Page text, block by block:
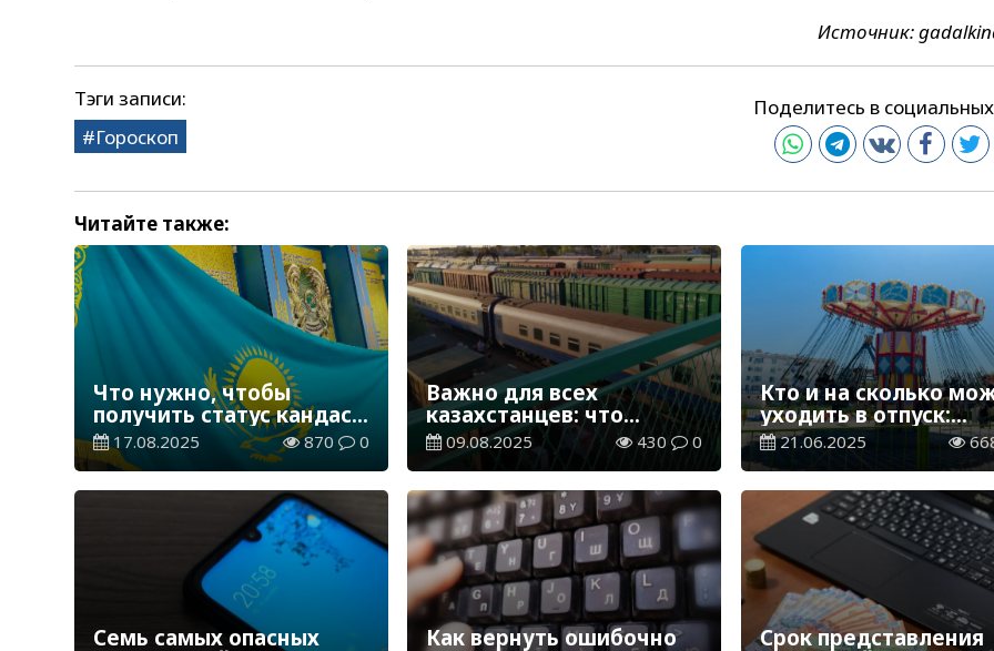
Источник:
Тэги записи:
Гороскоп
Поделитесь в
Читайте также:
Что нужно, чтобы
получить статус кандаса
в Казахстане
17.08.2025 870 0
Важно для всех
казахстанцев: что
делать, если вы
опоздали на поезд
09.08.2025 430 0
Кто и на сколько
уходить в отпуск:
разъяснения
РК
21.06.2025
Семь самых опасных
Как вернуть ошибочно
Срок представления